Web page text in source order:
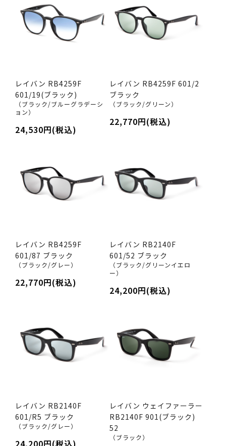
レイバン RB4259F
601/19(ブラック)
（ブラック/ブルーグラデーシ
ョン）
24,530円(税込)
レイバン RB4259F 601/2
ブラック
（ブラック/グリーン）
22,770円(税込)
レイバン RB4259F
601/87 ブラック
（ブラック/グレー）
22,770円(税込)
レイバン RB2140F
601/52 ブラック
（ブラック/グリーンイエロ
ー）
24,200円(税込)
レイバン RB2140F
601/R5 ブラック
（ブラック/グレー）
24,200円(税込)
レイバン ウェイファーラー
RB2140F 901(ブラック)
52
（ブラック）